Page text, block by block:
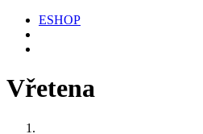
ESHOP
Vřetena